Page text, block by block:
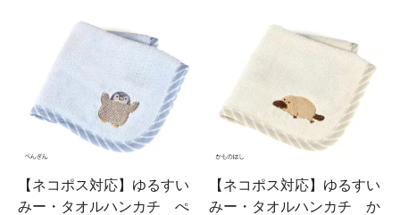
【ネコポス対応】ゆるすい
みー・タオルハンカチ ぺ
【ネコポス対応】ゆるすい
みー・タオルハンカチ か